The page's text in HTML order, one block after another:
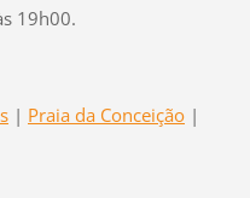
19h00.
| Praia da Conceição |